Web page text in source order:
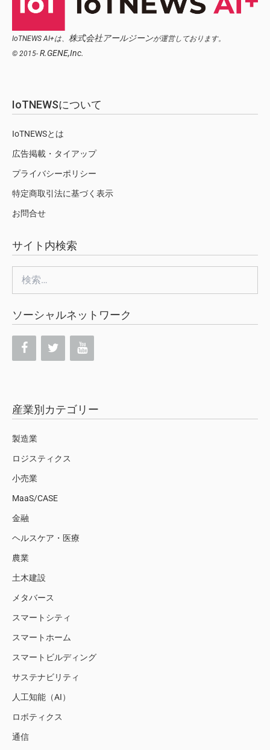
IoTNEWS AI+は、 株式会社アールジーンが運営しております。
© 2015- R.GENE,Inc.
IoTNEWSについて
IoTNEWSとは
広告掲載・タイアップ
プライバシーポリシー
特定商取引法に基づく表示
お問合せ
サイト内検索
索:
ソーシャルネットワーク
産業別カテゴリー
製造業
ロジスティクス
小売業
MaaS/CASE
金融
ヘルスケア・医療
農業
土木建設
メタバース
スマートシティ
スマートホーム
スマートビルディング
サステナビリティ
人工知能（AI）
ロボティクス
通信